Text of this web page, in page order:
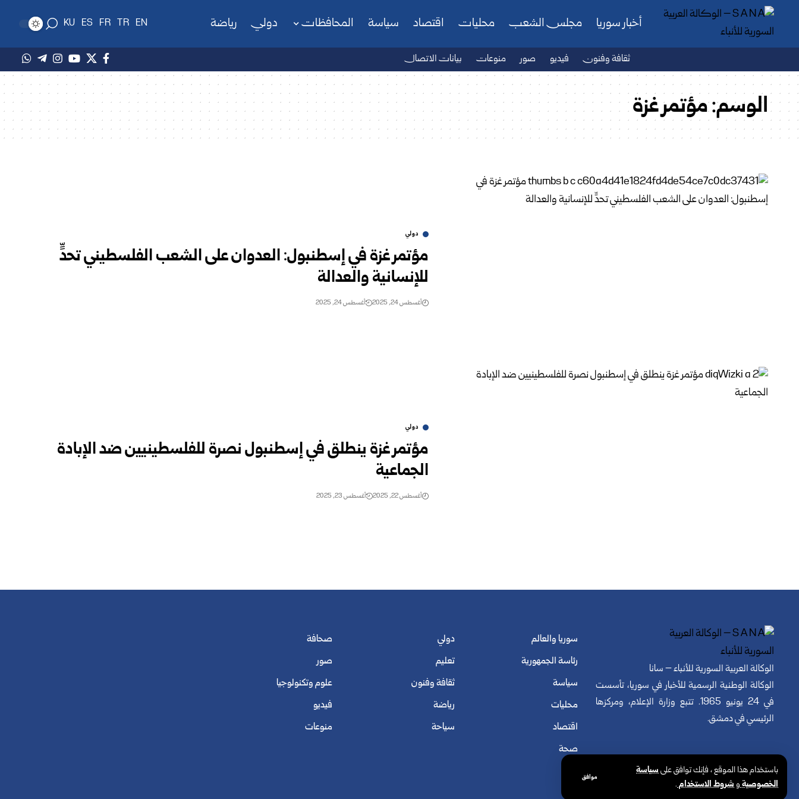
باستخدام هذا الموقع ، فإنك توافق علىسياسة
الخصوصيةوشروط الاستخدام.
موافق
أخبار سوريا مجلس الشعب محليات اقتصاد سياسة المحافظات دولي رياضة EN
TR
FR
ES
KU
ثقافة وفنون فيديو صور منوعات بيانات الاتصال
الوسم:مؤتمر غزة
دولي
مؤتمر غزة في إسطنبول: العدوان على الشعب الفلسطيني تحدٍّ
للإنسانية والعدالة
أغسطس 24, 2025 أغسطس 24, 2025
دولي
مؤتمر غزة ينطلق في إسطنبول نصرة للفلسطينيين ضد الإبادة
الجماعية
أغسطس 22, 2025 أغسطس 23, 2025
الوكالة العربية السورية للأنباء – سانا
الوكالة الوطنية الرسمية للأخبار في سوريا، تأسست
في 24 يونيو 1965. تتبع وزارة الإعلام، ومركزها
الرئيسي في دمشق.
سوريا والعالم
رئاسة الجمهورية
سياسة
محليات
اقتصاد
صحة
دولي
تعليم
ثقافة وفنون
رياضة
سياحة
صحافة
صور
علوم وتكنولوجيا
فيديو
منوعات